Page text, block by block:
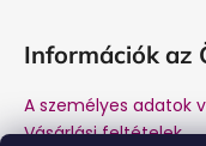
Információk az
A személyes adatok
Vásárlási feltételek